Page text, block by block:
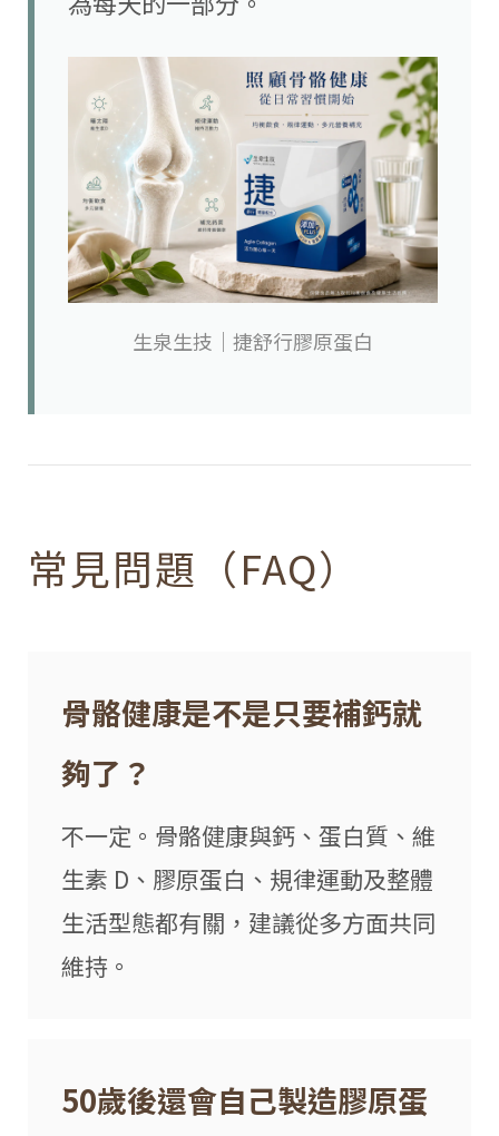
生泉生技｜捷舒行膠原蛋白
常見問題（FAQ）
骨骼健康是不是只要補鈣就
夠了？
不一定。骨骼健康與鈣、蛋白質、維
生素 D、膠原蛋白、規律運動及整體
生活型態都有關，建議從多方面共同
維持。
50歲後還會自己製造膠原蛋